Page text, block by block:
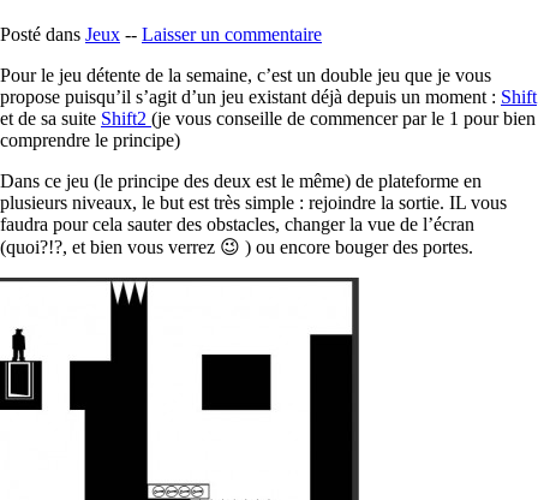
Posté dans Jeux -- Laisser un commentaire
Pour le jeu détente de la semaine, c’est un double jeu que je vous
propose puisqu’il s’agit d’un jeu existant déjà depuis un moment : Shift
et de sa suite Shift2 (je vous conseille de commencer par le 1 pour bien
comprendre le principe)
Dans ce jeu (le principe des deux est le même) de plateforme en
plusieurs niveaux, le but est très simple : rejoindre la sortie. IL vous
faudra pour cela sauter des obstacles, changer la vue de l’écran
(quoi?!?, et bien vous verrez 😉 ) ou encore bouger des portes.